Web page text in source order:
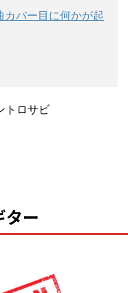
バー目に何かが起
トロサビ
ター